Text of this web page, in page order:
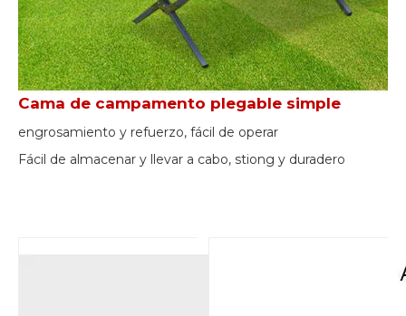
Cama de campamento plegable simple
engrosamiento y refuerzo, fácil de operar
Fácil de almacenar y llevar a cabo, stiong y duradero